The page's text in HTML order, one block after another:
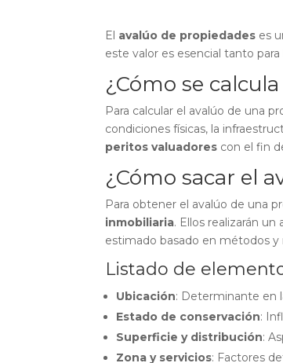
El avalúo de propiedades es
este valor es esencial tanto
¿Cómo se
Para calcular el avalúo de una
condiciones físicas, la
peritos valuadores con el fin
¿Cómo sacar el
Para obtener el avalúo de una
inmobiliaria. Ellos realizarán
estimado basado en métodos y
Listado de
Ubicación: Determinante en
Estado de conservación:
Superficie y distribución:
Zona y servicios: Factores